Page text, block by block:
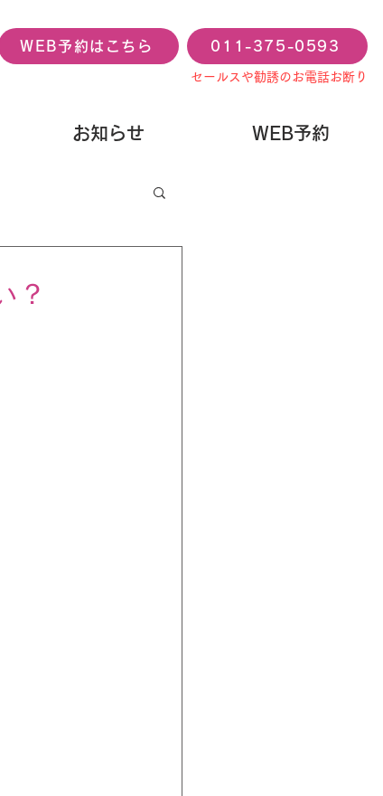
WEB予約はこちら 011-375-0593
セールスや勧誘のお電話お断り
お知らせ WEB予約
？